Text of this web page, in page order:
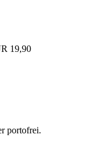
19,90
portofrei.